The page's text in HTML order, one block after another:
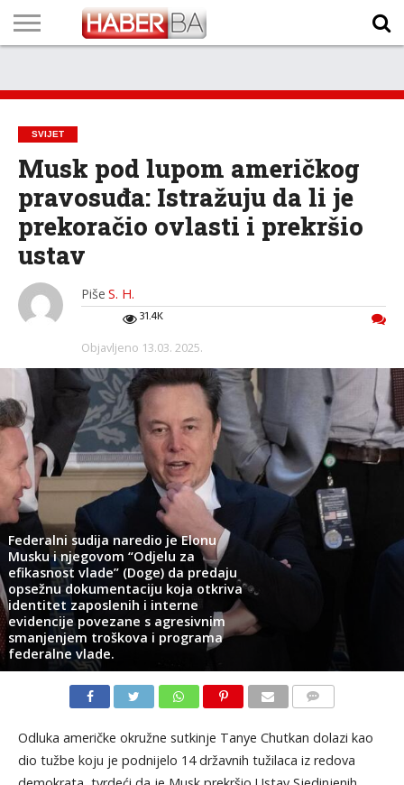
TECH
PROGRAM
PROGNOZA
PUTEVIMA
LISTA
NAMA
SVIJET
Musk pod lupom američkog
pravosuđa: Istražuju da li je
prekoračio ovlasti i prekršio
ustav
Piše S. H.
31.4K
Objavljeno 13.03. 2025.
Federalni sudija naredio je Elonu
Musku i njegovom “Odjelu za
efikasnost vlade” (Doge) da predaju
opsežnu dokumentaciju koja otkriva
identitet zaposlenih i interne
evidencije povezane s agresivnim
smanjenjem troškova i programa
federalne vlade.
Odluka američke okružne sutkinje Tanye Chutkan dolazi kao
dio tužbe koju je podnijelo 14 državnih tužilaca iz redova